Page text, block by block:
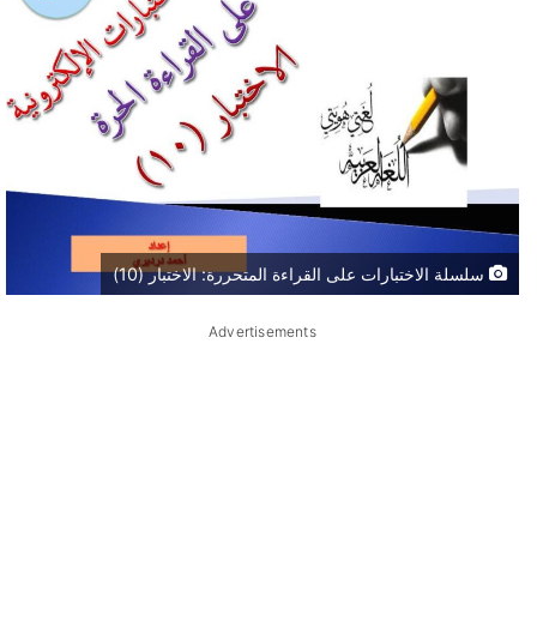
سلسلة الاختبارات على القراءة المتحررة: الاختبار (10)
Advertisements